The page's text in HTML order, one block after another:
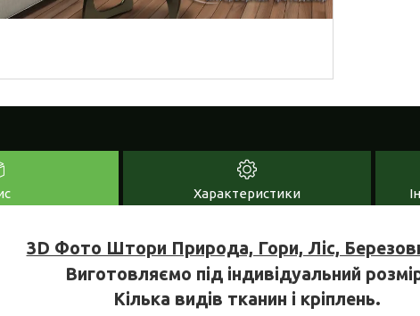
Характеристики
3D Фото Штори Природа, Гори, Ліс,
Виготовляємо під індивідуальний
Кілька видів тканин і кріплень.